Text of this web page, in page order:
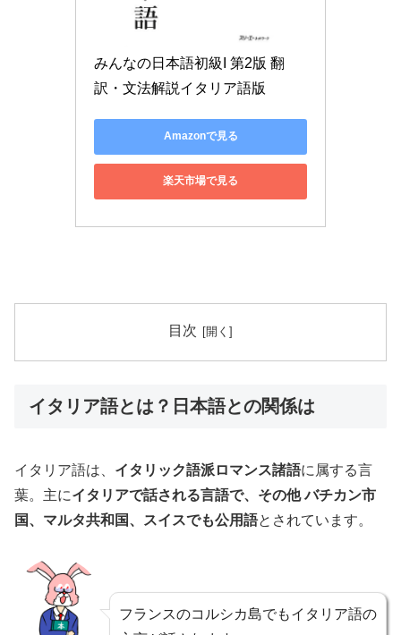
みんなの日本語初級I 第2版 翻
訳・文法解説イタリア語版
Amazonで見る
楽天市場で見る
目次
イタリア語とは？日本語との関係は
イタリア語は、 イタリック語派ロマンス諸語に属する言
葉。主にイタリアで話される言語で、その他 バチカン市
国、マルタ共和国、スイスでも公用語とされています。
フランスのコルシカ島でもイタリア語の